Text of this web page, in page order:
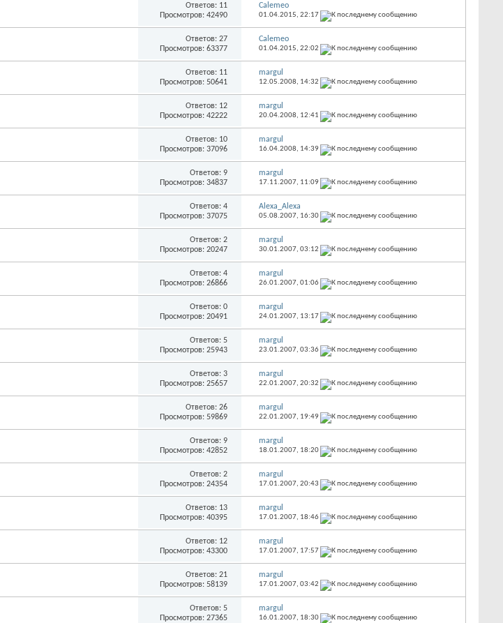
Ответов: 11
Просмотров: 42490
Calemeo
01.04.2015, 22:17
Ответов: 27
Просмотров: 63377
Calemeo
01.04.2015, 22:02
Ответов: 11
Просмотров: 50641
margul
12.05.2008, 14:32
Ответов: 12
Просмотров: 42222
margul
20.04.2008, 12:41
Ответов: 10
Просмотров: 37096
margul
16.04.2008, 14:39
Ответов: 9
Просмотров: 34837
margul
17.11.2007, 11:09
Ответов: 4
Просмотров: 37075
Alexa_Alexa
05.08.2007, 16:30
Ответов: 2
Просмотров: 20247
margul
30.01.2007, 03:12
Ответов: 4
Просмотров: 26866
margul
26.01.2007, 01:06
Ответов: 0
Просмотров: 20491
margul
24.01.2007, 13:17
Ответов: 5
Просмотров: 25943
margul
23.01.2007, 03:36
Ответов: 3
Просмотров: 25657
margul
22.01.2007, 20:32
Ответов: 26
Просмотров: 59869
margul
22.01.2007, 19:49
Ответов: 9
Просмотров: 42852
margul
18.01.2007, 18:20
Ответов: 2
Просмотров: 24354
margul
17.01.2007, 20:43
Ответов: 13
Просмотров: 40395
margul
17.01.2007, 18:46
Ответов: 12
Просмотров: 43300
margul
17.01.2007, 17:57
Ответов: 21
Просмотров: 58139
margul
17.01.2007, 03:42
Ответов: 5
Просмотров: 27365
margul
16.01.2007, 18:30